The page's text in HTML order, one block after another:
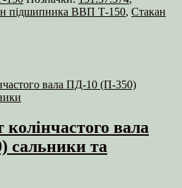
підшипника ВВП Т‑150, Стакан
вала
сальники та